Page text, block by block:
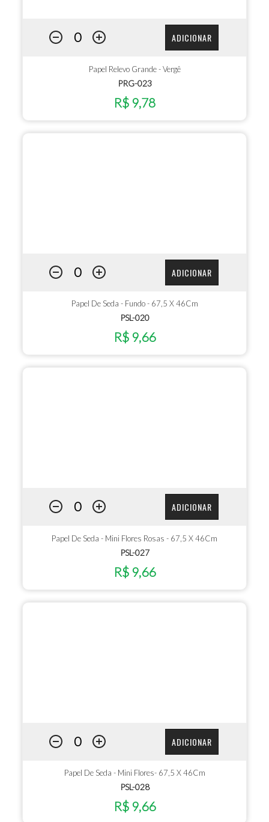
ADICIONAR
Papel Relevo Grande - Vergê
PRG-023
R$ 9,78
ADICIONAR
Papel De Seda - Fundo - 67,5 X 46Cm
PSL-020
R$ 9,66
ADICIONAR
Papel De Seda - Mini Flores Rosas - 67,5 X 46Cm
PSL-027
R$ 9,66
ADICIONAR
Papel De Seda - Mini Flores- 67,5 X 46Cm
PSL-028
R$ 9,66